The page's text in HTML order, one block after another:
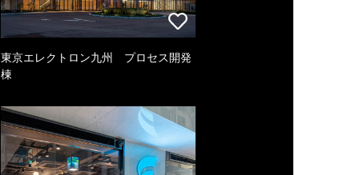
東京エレクトロン九州 プロセス開発
棟